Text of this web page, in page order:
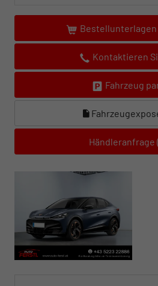
Kontaktieren
Fahrzeug
Händleranfrage